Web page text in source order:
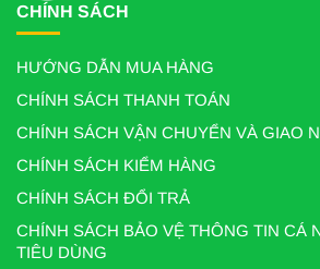
CHÍNH SÁCH
HƯỚNG DẪN MUA HÀNG
CHÍNH SÁCH THANH TOÁN
CHÍNH SÁCH VẬN CHUYỂN VÀ GIAO
CHÍNH SÁCH KIỂM HÀNG
CHÍNH SÁCH ĐỔI TRẢ
CHÍNH SÁCH BẢO VỆ THÔNG TIN CÁ
TIÊU DÙNG